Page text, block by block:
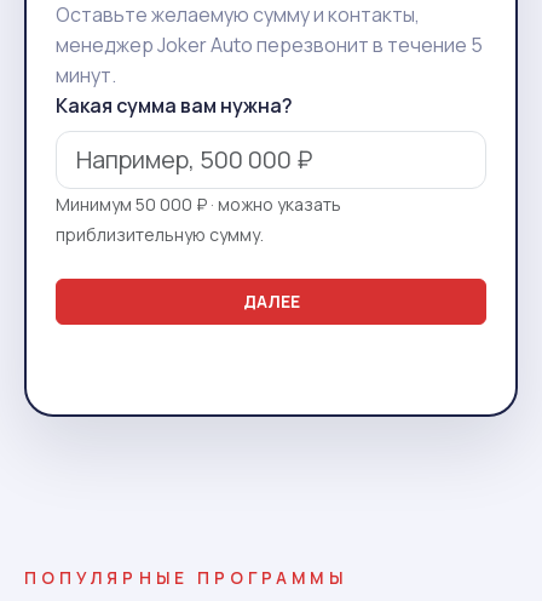
Оставьте желаемую сумму и контакты,
менеджер Joker Auto перезвонит в течение 5
минут.
Какая сумма вам нужна?
Минимум 50 000 ₽ · можно указать
приблизительную сумму.
ДАЛЕЕ
ПОПУЛЯРНЫЕ ПРОГРАММЫ